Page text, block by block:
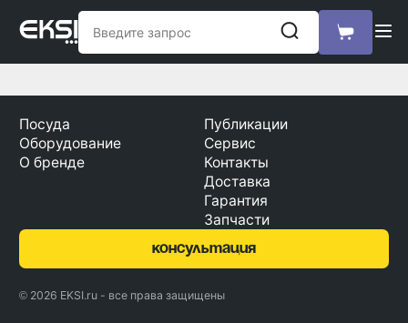
Посуда
Оборудование
О бренде
Публикации
Сервис
Контакты
Доставка
Гарантия
Запчасти
консультация
© 2026 EKSI.ru - все права защищены